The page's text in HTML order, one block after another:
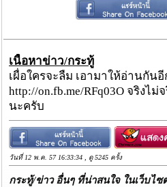
เนื้อหาข่าว/กระทู้
เผื่อใครจะลืม เอามาให้อ่านกัน
http://on.fb.me/RFq03O จริงไ
นะครับ
วันที่ 12 พ.ค. 57 16:33:34 , ดู 5245 ครั้ง
กระทู้/ข่าว อื่นๆ ที่น่าสนใจ ในเว็บไซ